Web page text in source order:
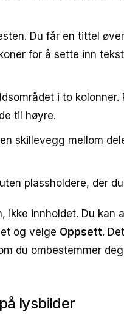
Du får en tittel
for å sette inn
i to
til høyre.
skillevegg mellom
plassholdere, der
ikke innholdet. Du kan
og velge Oppsett.
du ombestemmer
lysbilder